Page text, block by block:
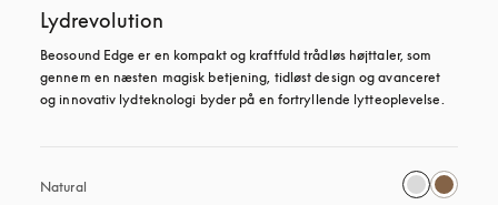
Lydrevolution
Beosound Edge er en kompakt og kraftfuld trådløs højttaler, som
gennem en næsten magisk betjening, tidløst design og avanceret
og innovativ lydteknologi byder på en fortryllende lytteoplevelse.
Natural